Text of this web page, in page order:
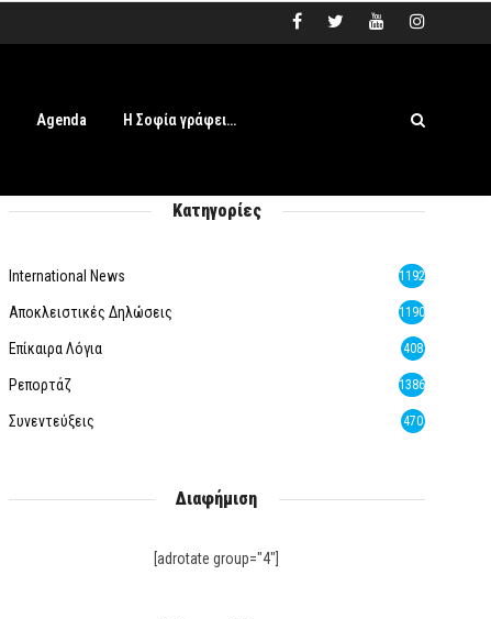
Agenda Η Σοφία γράφει…
Κατηγορίες
International News 1192
Αποκλειστικές Δηλώσεις 1190
Επίκαιρα Λόγια 408
Ρεπορτάζ 1386
Συνεντεύξεις 470
Διαφήμιση
[adrotate group="4"]